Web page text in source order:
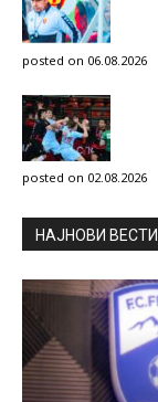
posted on 06.08.2026
posted on 02.08.2026
НAЈНОВИ ВЕСТИ